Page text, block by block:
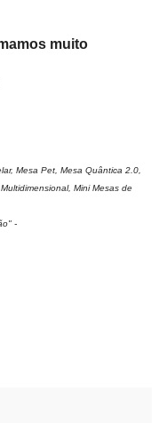
muito
Mesa Pet, Mesa Quântica 2.0,
Mini Mesas de
-